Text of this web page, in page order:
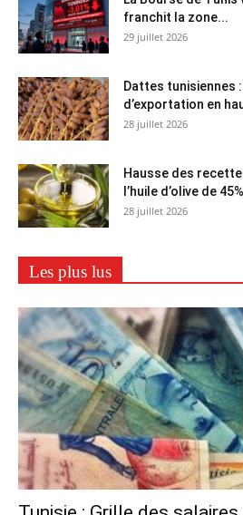
franchit la zone...
29 juillet 2026
Dattes tunisiennes
d’exportation en
28 juillet 2026
Hausse des
l’huile d’olive de 45%
28 juillet 2026
Les plus lus